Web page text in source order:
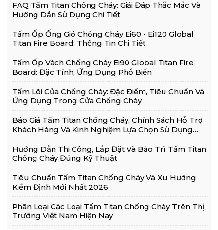
FAQ Tấm Titan Chống Cháy: Giải Đáp Thắc Mắc Và
Hướng Dẫn Sử Dụng Chi Tiết
Tấm Ốp Ống Gió Chống Cháy Ei60 - Ei120 Global
Titan Fire Board: Thông Tin Chi Tiết
Tấm Ốp Vách Chống Cháy Ei90 Global Titan Fire
Board: Đặc Tính, Ứng Dụng Phổ Biến
Tấm Lõi Cửa Chống Cháy: Đặc Điểm, Tiêu Chuẩn Và
Ứng Dụng Trong Cửa Chống Cháy
Báo Giá Tấm Titan Chống Cháy, Chính Sách Hỗ Trợ
Khách Hàng Và Kinh Nghiệm Lựa Chọn Sử Dụng
Hướng Dẫn Thi Công, Lắp Đặt Và Bảo Trì Tấm Titan
Chống Cháy Đúng Kỹ Thuật
Tiêu Chuẩn Tấm Titan Chống Cháy Và Xu Hướng
Kiểm Định Mới Nhất 2026
Phân Loại Các Loại Tấm Titan Chống Cháy Trên Thị
Trường Việt Nam Hiện Nay